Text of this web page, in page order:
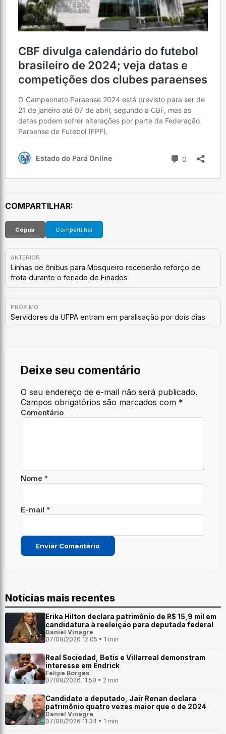
COMPARTILHAR:
Copiar Compartilhar
ANTERIOR
Linhas de ônibus para Mosqueiro receberão reforço de
frota durante o feriado de Finados
PRÓXIMO
Servidores da UFPA entram em paralisação por dois dias
Deixe seu comentário
O seu endereço de e-mail não será publicado.
Campos obrigatórios são marcados com *
Comentário
Nome *
E-mail *
Notícias mais recentes
Erika Hilton declara patrimônio de R$ 15,9 mil em
candidatura à reeleição para deputada federal
Daniel Vinagre
07/08/2026 12:05 • 1 min
Real Sociedad, Betis e Villarreal demonstram
interesse em Endrick
Felipe Borges
07/08/2026 11:58 • 2 min
Candidato a deputado, Jair Renan declara
patrimônio quatro vezes maior que o de 2024
Daniel Vinagre
07/08/2026 11:34 • 1 min